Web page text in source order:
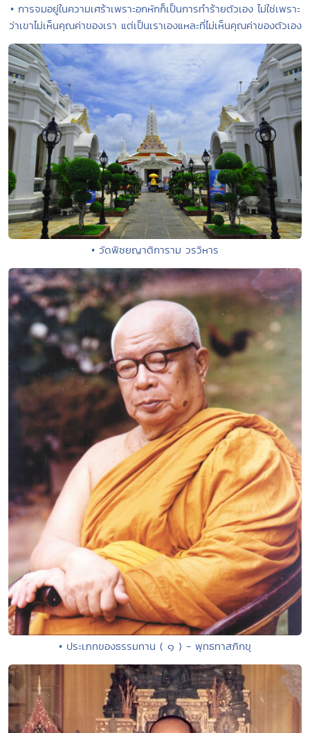
• การจมอยู่ในความเศร้าเพราะอกหักก็เป็นการทำร้ายตัวเอง ไม่ใช่เพราะ
ว่าเขาไม่เห็นคุณค่าของเรา แต่เป็นเราเองแหละที่ไม่เห็นคุณค่าของตัวเอง
• วัดพิชยญาติการาม วรวิหาร
• ประเภทของธรรมทาน ( ๑ ) - พุทธทาสภิกขุ